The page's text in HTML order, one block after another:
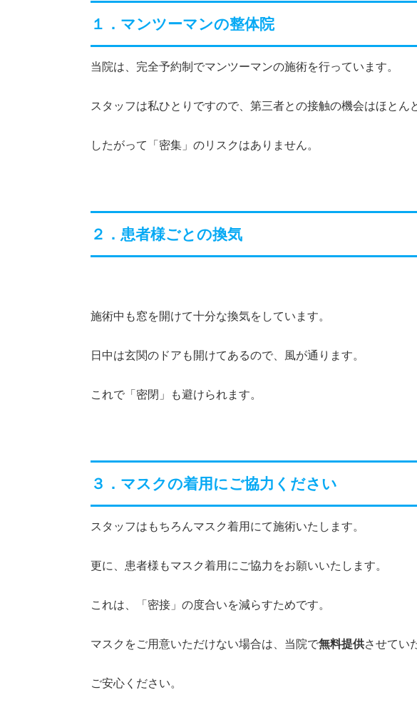
１．マンツーマンの整体院
当院は、完全予約制でマンツーマンの施術を行っています。
スタッフは私ひとりですので、第三者との接触の機会はほとん
したがって「密集」のリスクはありません。
２．患者様ごとの換気
施術中も窓を開けて十分な換気をしています。
日中は玄関のドアも開けてあるので、風が通ります。
これで「密閉」も避けられます。
３．マスクの着用にご協力ください
スタッフはもちろんマスク着用にて施術いたします。
更に、患者様もマスク着用にご協力をお願いいたします。
これは、「密接」の度合いを減らすためです。
マスクをご用意いただけない場合は、当院で無料提供させてい
ご安心ください。